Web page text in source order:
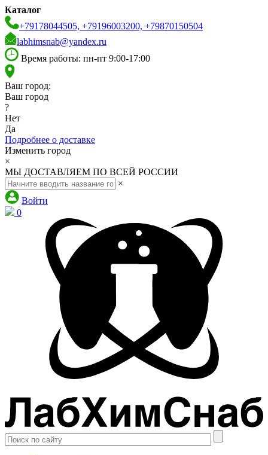
Каталог
+79178044505, +79196003200, +79870150504
labhimsnab@yandex.ru
Время работы: пн-пт 9:00-17:00
Ваш город:
Ваш город
?
Нет
Да
Подробнее о доставке
Изменить город
×
МЫ ДОСТАВЛЯЕМ ПО ВСЕЙ РОССИИ
×
Войти
0